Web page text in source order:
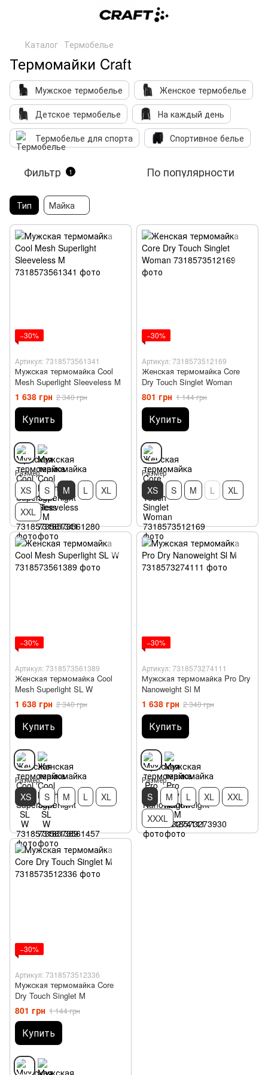
Каталог Термобелье
Термомайки Craft
Мужское термобелье
Женское термобелье
Детское термобелье
На каждый день
Термобелье для спорта
Спортивное белье
Фильтр 1 По популярности
Тип Майка
−30%
Артикул: 7318573561341
Мужская термомайка Cool
Mesh Superlight Sleeveless M
1 638 грн 2 340 грн
Купить
Размер
XS S M L
XL
XXL
−30%
Артикул: 7318573512169
Женская термомайка Core
Dry Touch Singlet Woman
801 грн 1 144 грн
Купить
Размер
XS S M L XL
−30%
Артикул: 7318573561389
Женская термомайка Cool
Mesh Superlight SL W
1 638 грн 2 340 грн
Купить
Размер
XS S M L XL
−30%
Артикул: 7318573274111
Мужская термомайка Pro Dry
Nanoweight Sl M
1 638 грн 2 340 грн
Купить
Размер
S M L XL
XXL
XXXL
−30%
Артикул: 7318573512336
Мужская термомайка Core
Dry Touch Singlet M
801 грн 1 144 грн
Купить